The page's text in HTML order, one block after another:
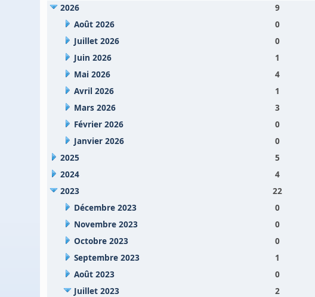
2026
9
Août 2026
0
Juillet 2026
0
Juin 2026
1
Mai 2026
4
Avril 2026
1
Mars 2026
3
Février 2026
0
Janvier 2026
0
2025
5
2024
4
2023
22
Décembre 2023
0
Novembre 2023
0
Octobre 2023
0
Septembre 2023
1
Août 2023
0
Juillet 2023
2